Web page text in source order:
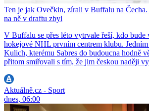
Ten je jak Ovečkin, zírali v Buffalu na Čecha.
na ně v draftu zbyl
V Buffalu se přes léto vytrvale řeší, kdo bude
hokejové NHL prvním centrem klubu.
Kulich, kterému Sabres do budoucna hodně
přitom smiřovali s tím, že jim českou naději
Aktuálně.cz - Sport
dnes, 06:00